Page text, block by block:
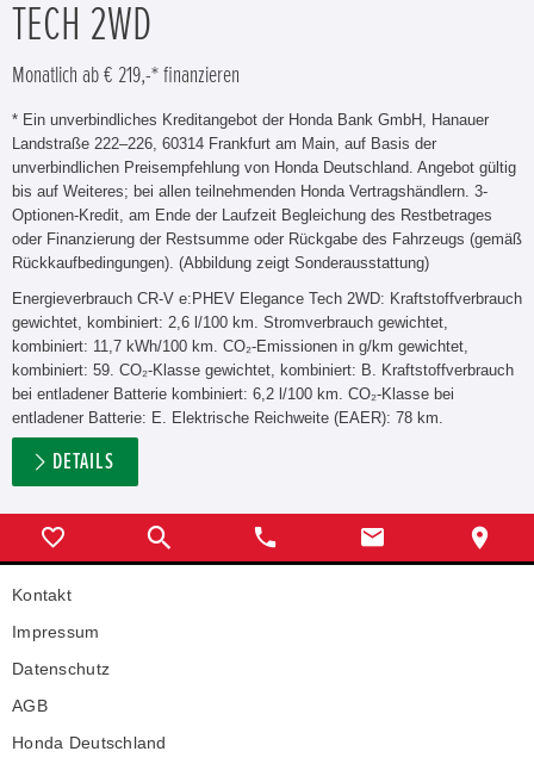
TECH 2WD
Monatlich ab € 219,-* finanzieren
* Ein unverbindliches Kreditangebot der Honda Bank GmbH, Hanauer
Landstraße 222–226, 60314 Frankfurt am Main, auf Basis der
unverbindlichen Preisempfehlung von Honda Deutschland. Angebot gültig
bis auf Weiteres; bei allen teilnehmenden Honda Vertragshändlern. 3-
Optionen-Kredit, am Ende der Laufzeit Begleichung des Restbetrages
oder Finanzierung der Restsumme oder Rückgabe des Fahrzeugs (gemäß
Rückkaufbedingungen). (Abbildung zeigt Sonderausstattung)
Energieverbrauch CR-V e:PHEV Elegance Tech 2WD: Kraftstoffverbrauch
gewichtet, kombiniert: 2,6 l/100 km. Stromverbrauch gewichtet,
kombiniert: 11,7 kWh/100 km. CO₂-Emissionen in g/km gewichtet,
kombiniert: 59. CO₂-Klasse gewichtet, kombiniert: B. Kraftstoffverbrauch
bei entladener Batterie kombiniert: 6,2 l/100 km. CO₂-Klasse bei
entladener Batterie: E. Elektrische Reichweite (EAER): 78 km.
DETAILS
Kontakt
Impressum
Datenschutz
AGB
Honda Deutschland